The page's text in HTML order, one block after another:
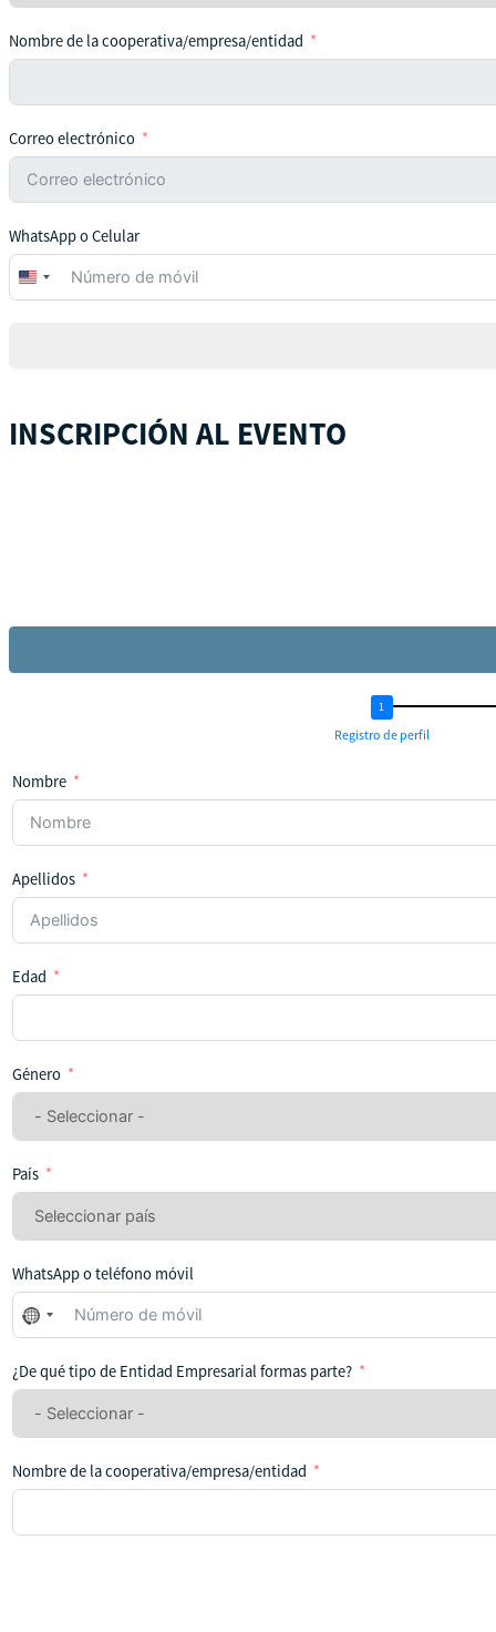
Nombre de la cooperativa/empresa/entidad
Correo electrónico
WhatsApp o Celular
United
States
INSCRIPCIÓN AL EVENTO
Registro de perfil
Nombre
Apellidos
Edad
Género
País
WhatsApp o teléfono móvil
No
se
seleccionado
ningún
¿De qué tipo de Entidad Empresarial formas parte?
Nombre de la cooperativa/empresa/entidad